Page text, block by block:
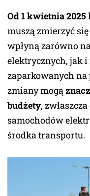
Od 1 kwietnia 2025
muszą zmierzyć się
wpłyną zarówno
elektrycznych, jak
zaparkowanych na
zmiany mogą
budżety,
samochodów
środka transportu.